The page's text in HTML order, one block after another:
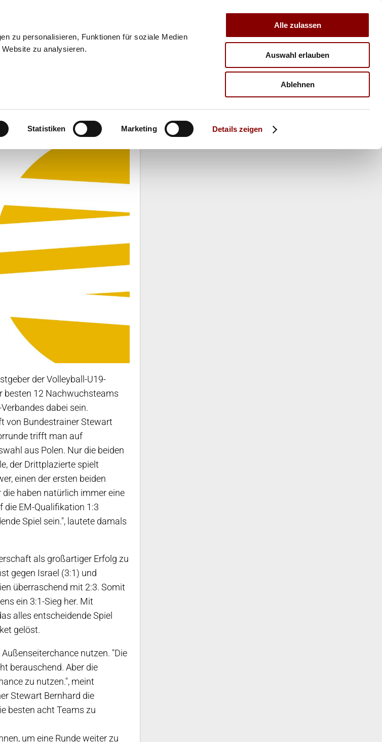
zu personalisieren, Funktionen für soziale Medien
zu analysieren.
Statistiken Marketing Details zeigen
Alle zulassen
Auswahl erlauben
Ablehnen
VERBAND TRAINER
nutzen!
der Volleyball-U19-
besten 12 Nachwuchsteams
dabei sein.
von Bundestrainer Stewart
trifft man auf
aus Polen. Nur die beiden
der Drittplazierte spielt
einen der ersten beiden
die haben natürlich immer eine
die EM-Qualifikation 1:3
Spiel sein.", lautete damals
als großartiger Erfolg zu
gegen Israel (3:1) und
überraschend mit 2:3. Somit
ein 3:1-Sieg her. Mit
alles entscheidende Spiel
gelöst.
nutzen. "Die
berauschend. Aber die
zu nutzen.", meint
Stewart Bernhard die
besten acht Teams zu
um eine Runde weiter zu